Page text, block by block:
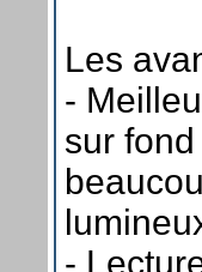
Les
-
sur
-